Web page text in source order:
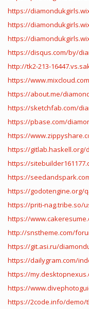
https://
https://
https://
https://disqus.com/by/
http://tk2-213-
https://
https://about.me/
https://sketchfab.com/
https://pbase.com/
https://
https://gitlab.haskell.org/
https://
https://
https://godotengine.org/
https://priti-nag.tribe.so/
https://
http://snstheme.com/
https://git.asi.ru/
https://dailygram.com/
https://
https://
https://2code.info/